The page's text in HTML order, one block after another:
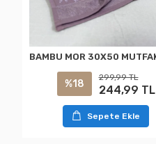
%18
299,99 TL
244,99 TL
Sepete Ekle